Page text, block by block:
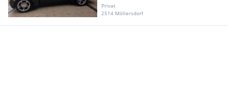
Privat
2514 Möllersdorf